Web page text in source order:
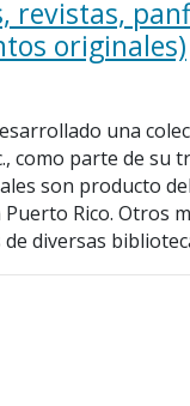
revistas,
originales)
una
como parte de su
son producto
Puerto Rico. Otros
diversas